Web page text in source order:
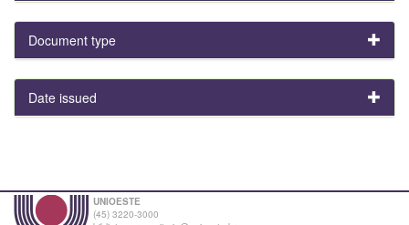
Document type
Date issued
UNIOESTE
(45) 3220-3000